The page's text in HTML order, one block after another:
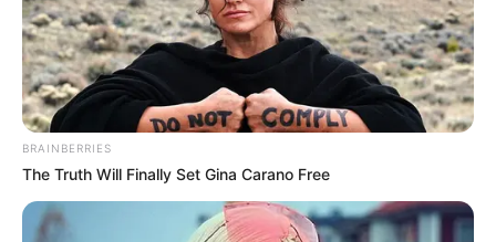
Piso Nacional dos Agentes Comunitários e de Combate às
Endemias foi aprovado após 16 anos de batalhas no Congresso
Mudança de Vida: Investimentos mudará a realidade dos
Agentes Comunitários e de Endemias.
BRAINBERRIES
The Truth Will Finally Set Gina Carano Free